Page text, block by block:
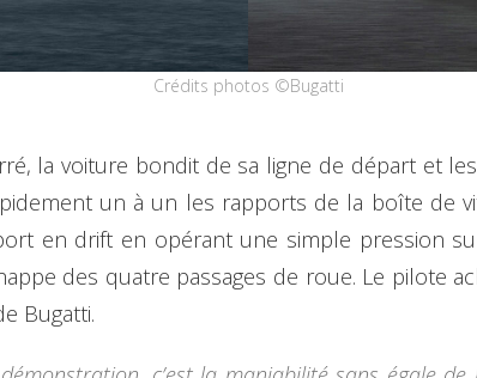
Crédits photos ©Bugatti
la voiture bondit de sa ligne de départ et
un à un les rapports de la boîte de
en drift en opérant une simple pression
des quatre passages de roue. Le pilote
Bugatti.